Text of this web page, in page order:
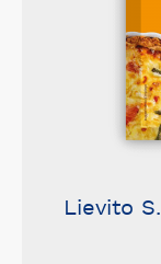
Lievito